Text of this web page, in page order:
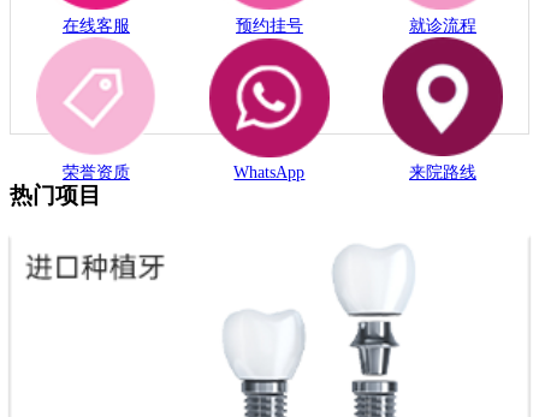
在线客服 预约挂号 就诊流程
荣誉资质 WhatsApp 来院路线
热门项目